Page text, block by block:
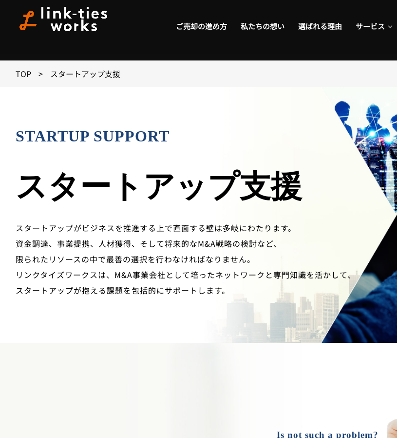
ご売却の進め方 私たちの想い 選ばれる理由 サービス
TOP > スタートアップ支援
STARTUP SUPPORT
スタートアップ支援
スタートアップがビジネスを推進する上で直面する壁は多岐にわたります。
資金調達、事業提携、人材獲得、そして将来的なM&A戦略の検討など、
限られたリソースの中で最善の選択を行わなければなりません。
リンクタイズワークスは、M&A事業会社として培ったネットワークと専門知識を活かして、
スタートアップが抱える課題を包括的にサポートします。
Is not such a problem?